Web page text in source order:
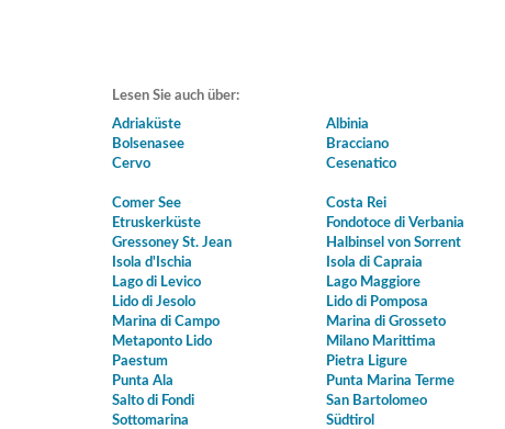
Lesen Sie auch über:
Adriaküste
Albinia
Bolsenasee
Bracciano
Cervo
Cesenatico
Comer See
Costa Rei
Etruskerküste
Fondotoce di Verbania
Gressoney St. Jean
Halbinsel von Sorrent
Isola d'Ischia
Isola di Capraia
Lago di Levico
Lago Maggiore
Lido di Jesolo
Lido di Pomposa
Marina di Campo
Marina di Grosseto
Metaponto Lido
Milano Marittima
Paestum
Pietra Ligure
Punta Ala
Punta Marina Terme
Salto di Fondi
San Bartolomeo
Sottomarina
Südtirol